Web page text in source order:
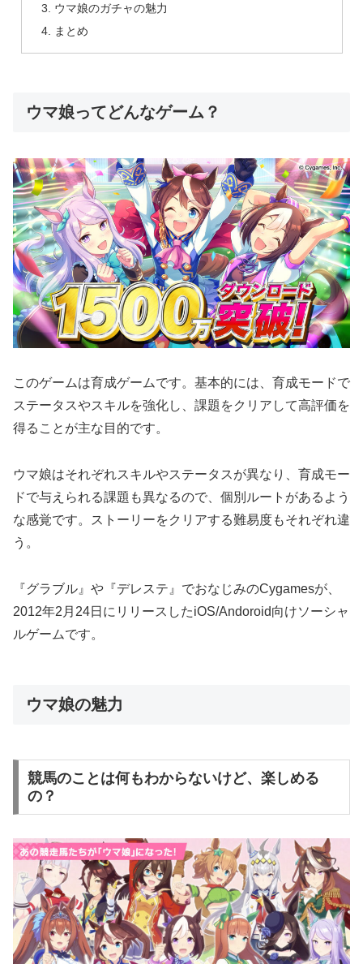
ウマ娘のガチャの魅力
まとめ
ウマ娘ってどんなゲーム？
このゲームは育成ゲームです。基本的には、育成モードで
ステータスやスキルを強化し、課題をクリアして高評価を
得ることが主な目的です。
ウマ娘はそれぞれスキルやステータスが異なり、育成モー
ドで与えられる課題も異なるので、個別ルートがあるよう
な感覚です。ストーリーをクリアする難易度もそれぞれ違
う。
『グラブル』や『デレステ』でおなじみのCygamesが、
2012年2月24日にリリースしたiOS/Andoroid向けソーシャ
ルゲームです。
ウマ娘の魅力
競馬のことは何もわからないけど、楽しめる
の？